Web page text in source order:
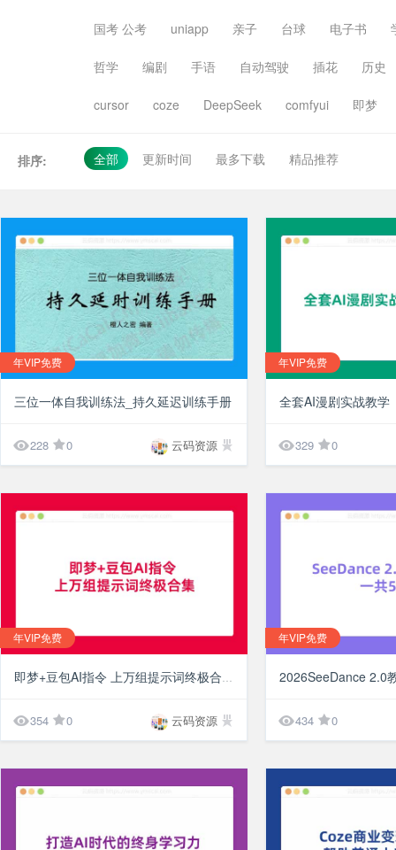
国考 公考 uniapp 亲子 台球 电子书
哲学 编剧 手语 自动驾驶 插花 历史
cursor coze DeepSeek comfyui 即梦
排序: 全部 更新时间 最多下载 精品推荐
年VIP免费
三位一体自我训练法_持久延迟训练手册
228 0 云码资源
年VIP免费
全套AI漫剧实战教学
329 0
年VIP免费
354 0 云码资源
年VIP免费
2026SeeDance 2.0
434 0